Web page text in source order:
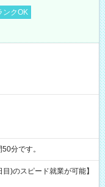
ンクOK
間50分です。
)のスピード就業が可能】